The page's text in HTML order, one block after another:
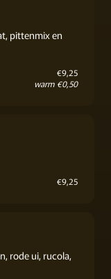
pittenmix en
€9,25
warm €0,50
€9,25
rode ui, rucola,